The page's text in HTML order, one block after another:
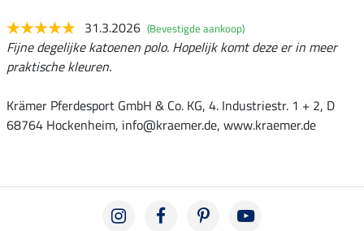
31.3.2026 (Bevestigde aankoop)
Fijne degelijke katoenen polo. Hopelijk komt deze er in meer
praktische kleuren.
Krämer Pferdesport GmbH & Co. KG, 4. Industriestr. 1 + 2, D
68764 Hockenheim, info@kraemer.de, www.kraemer.de